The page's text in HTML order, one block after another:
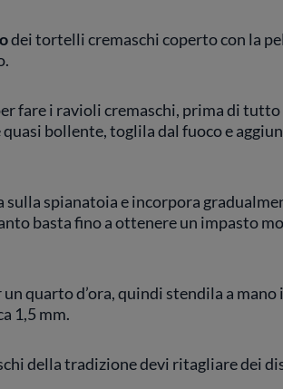
dei tortelli cremaschicoperto con la
fare i ravioli cremaschi, prima di tutto
bollente, toglila dal fuoco e
spianatoia e incorpora
basta fino a ottenere un impasto
quarto d’ora, quindi stendila a mano
1,5 mm.
della tradizione devi ritagliare dei